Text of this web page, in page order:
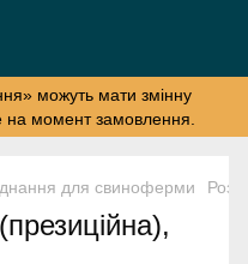
можуть мати змінну
на момент замовлення.
для свиноферми